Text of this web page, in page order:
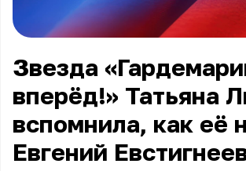
Звезда
вперёд!» Татьяна
вспомнила, как её
Евгений